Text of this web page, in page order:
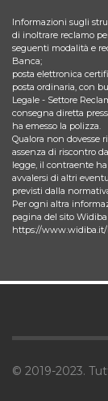
Informazioni sugli
di inoltrare reclamo
seguenti modalità e
Banca;
posta elettronica
posta ordinaria, con
Legale - Settore
consegna diretta
ha emesso la polizza.
Qualora non dovesse
assenza di riscontro
legge, il contraente
avvalersi di altri
previsti dalla
Per ogni altra
pagina del sito
https://
© 2019-2023.